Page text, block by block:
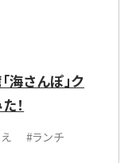
海さんぽ」ク
！
#ランチ